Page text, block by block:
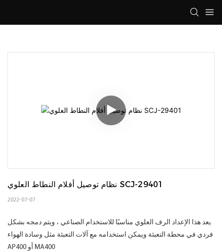
نظام توصيل أفلام النطاط العلوي SCJ-29401
2022-07-07
يعد هذا الإعداد الرف العلوي مناسبًا للاستخدام الصناعي ، ويتم دمجه بشكل
فردي في محطة التعبئة ويمكن استخدامه مع آلات التعبئة مثل وسادة الهواء
AP400 أو MA400